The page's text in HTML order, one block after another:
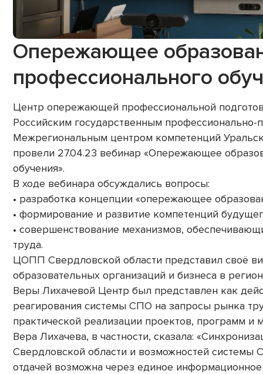
Опережающее
профессионального
Центр опережающей профессиональной
Российским государственным профессионально-
Межрегиональным центром компетенций
провели 27.04.23 вебинар «Опережающее
обучения».
В ходе вебинара обсуждались вопросы:
• разработка концепции «опережающее
• формирование и развитие компетенций
• совершенствование механизмов,
труда.
ЦОПП Свердловской области представил своё
образовательных организаций и бизнеса в
Веры Лихачевой Центр был представлен как
реагирования системы СПО на запросы рынка
практической реализации проектов, программ и
Вера Лихачева, в частности, сказала:
Свердловской области и возможностей
отдачей возможна через единое